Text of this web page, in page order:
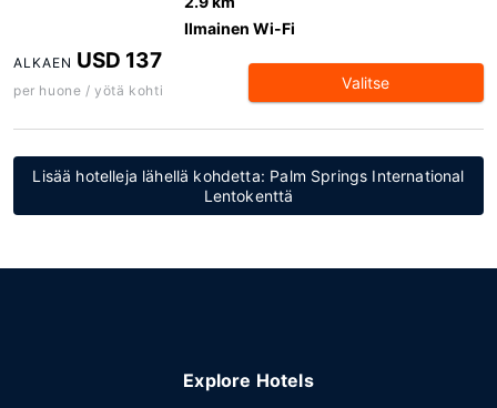
Ilmainen Wi-Fi
ALKAEN USD 137
per huone / yötä kohti Valitse
Lisää hotelleja lähellä kohdetta: Palm Springs International
Lentokenttä
Explore Hotels